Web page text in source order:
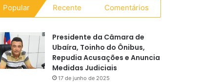
Popular Recente Comentários
Presidente da Câmara de
Ubaíra, Toinho do Ônibus,
Repudia Acusações e Anuncia
Medidas Judiciais
17 de junho de 2025